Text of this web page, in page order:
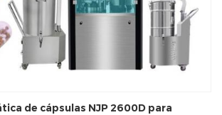
de cápsulas NJP 2600D para